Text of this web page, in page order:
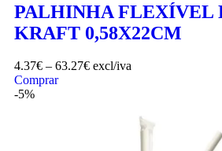
PALHINHA FLEXÍVEL
KRAFT 0,58X22CM
4.37€ – 63.27€ excl/iva
Comprar
-5%